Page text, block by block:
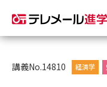
資料
講義No.14810 経済学